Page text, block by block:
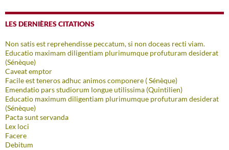
LES DERNIÈRES CITATIONS
Non satis est reprehendisse peccatum, si non doceas recti viam.
Educatio maximam diligentiam plurimumque profuturam desiderat
(Sénèque)
Caveat emptor
Facile est teneros adhuc animos componere ( Sénèque)
Emendatio pars studiorum longue utilissima (Quintilien)
Educatio maximum diligentiam plurimumque profuturam desiderat
(Sénèque)
Pacta sunt servanda
Lex loci
Facere
Debitum